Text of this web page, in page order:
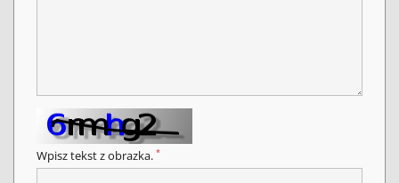
Wpisz tekst z obrazka. *